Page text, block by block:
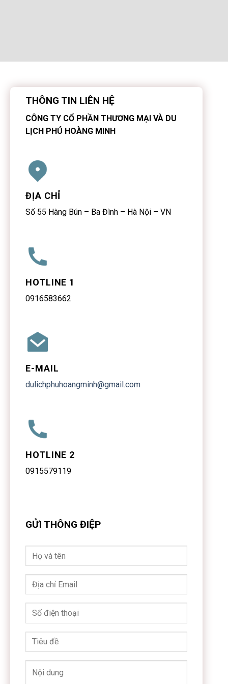
THÔNG TIN LIÊN HỆ
CÔNG TY CỔ PHẦN THƯƠNG MẠI VÀ DU
LỊCH PHÚ HOÀNG MINH
ĐỊA CHỈ
Số 55 Hàng Bún – Ba Đình – Hà Nội – VN
HOTLINE 1
0916583662
E-MAIL
dulichphuhoangminh@gmail.com
HOTLINE 2
0915579119
GỬI THÔNG ĐIỆP